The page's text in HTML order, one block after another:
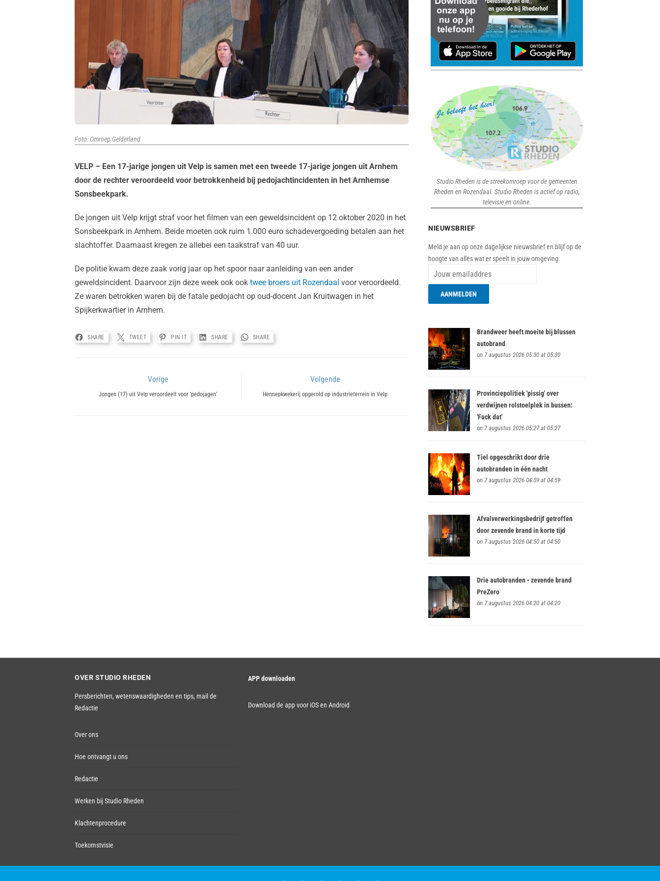
Foto: Omroep Gelderland
VELP – Een 17-jarige jongen uit Velp is samen met een tweede 17-jarige jongen uit Arnhem
door de rechter veroordeeld voor betrokkenheid bij pedojachtincidenten in het Arnhemse
Sonsbeekpark.
De jongen uit Velp krijgt straf voor het filmen van een geweldsincident op 12 oktober 2020 in het
Sonsbeekpark in Arnhem. Beide moeten ook ruim 1.000 euro schadevergoeding betalen aan het
slachtoffer. Daarnaast kregen ze allebei een taakstraf van 40 uur.
De politie kwam deze zaak vorig jaar op het spoor naar aanleiding van een ander
geweldsincident. Daarvoor zijn deze week ook ook twee broers uit Rozendaal voor veroordeeld.
Ze waren betrokken waren bij de fatale pedojacht op oud-docent Jan Kruitwagen in het
Spijkerkwartier in Arnhem.
SHARE TWEET PIN IT SHARE SHARE
navigatie
Vorige
Previous
Jongen (17) uit Velp veroordeelt voor ‘pedojagen’
Volgende
Next
Hennepkwekerij opgerold op industrieterrein in Velp
Studio Rheden is de streekomroep voor de gemeenten
Rheden en Rozendaal. Studio Rheden is actief op radio,
televisie en online.
NIEUWSBRIEF
Meld je aan op onze dagelijkse nieuwsbrief en blijf op de
hoogte van alles wat er speelt in jouw omgeving.
Brandweer heeft moeite bij blussen
autobrand
on 7 augustus 2026 05:30 at 05:30
Provinciepolitiek 'pissig' over
verdwijnen rolstoelplek in bussen:
'Fuck dat'
on 7 augustus 2026 05:27 at 05:27
Tiel opgeschrikt door drie
autobranden in één nacht
on 7 augustus 2026 04:59 at 04:59
Afvalverwerkingsbedrijf getroffen
door zevende brand in korte tijd
on 7 augustus 2026 04:50 at 04:50
Drie autobranden • zevende brand
PreZero
on 7 augustus 2026 04:20 at 04:20
OVER STUDIO RHEDEN
Persberichten, wetenswaardigheden en tips, mail de
Redactie
Over ons
Hoe ontvangt u ons
Redactie
Werken bij Studio Rheden
Klachtenprocedure
Toekomstvisie
APP downloaden
Download de app voor iOS en Android